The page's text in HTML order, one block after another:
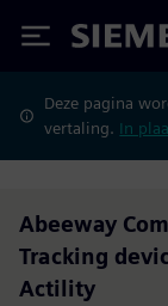
Siemens
Deze pagina
vertaling. In
Abeeway
Tracking
Actility